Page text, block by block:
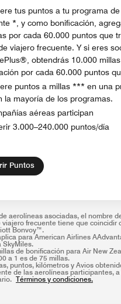
tus puntos a tu programa
*, y como bonificación,
por cada 60.000 puntos que
viajero frecuente. Y si eres
obtendrás 10.000
por cada 60.000 puntos
puntos a millas *** en una
la mayoría de los programas.
aéreas participan
3.000–240.000 puntos/día
Puntos
aerolíneas asociadas, el nombre
viajero frecuente tiene que coincidir
Bonvoy™.
para American Airlines
SkyMiles.
de bonificación para Air New
a 1 es de 75 millas.
puntos, kilómetros y Avios
de las aerolíneas participantes,
Términos y condiciones.